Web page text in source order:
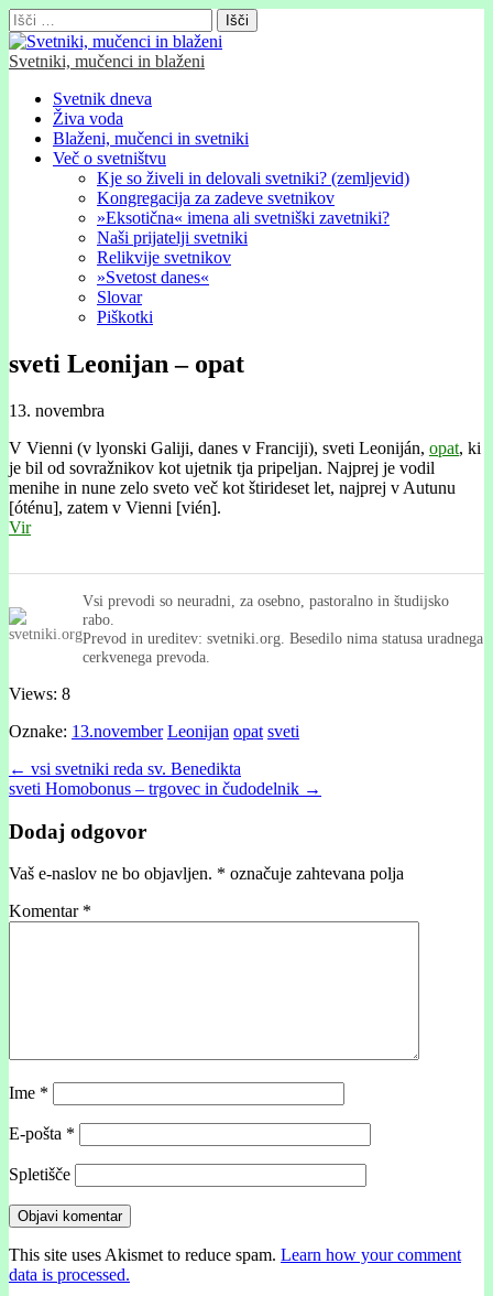
Išči:
Svetniki, mučenci in blaženi
Glavni
meni
Skip
content
Svetnik dneva
Živa voda
Blaženi, mučenci in svetniki
Več o svetništvu
Kje so živeli in delovali svetniki? (zemljevid)
Kongregacija za zadeve svetnikov
»Eksotična« imena ali svetniški zavetniki?
Naši prijatelji svetniki
Relikvije svetnikov
»Svetost danes«
Slovar
Piškotki
sveti Leonijan – opat
13. novembra
V Vienni (v lyonski Galiji, danes v Franciji), sveti Leoniján, opat, ki
je bil od sovražnikov kot ujetnik tja pripeljan. Najprej je vodil
menihe in nune zelo sveto več kot štirideset let, najprej v Autunu
[óténu], zatem v Vienni [vién].
Vir
Vsi prevodi so neuradni, za osebno, pastoralno in študijsko
rabo.
Prevod in ureditev: svetniki.org. Besedilo nima statusa uradnega
cerkvenega prevoda.
Views: 8
Oznake: 13.november Leonijan opat sveti
Post
navigation
← vsi svetniki reda sv. Benedikta
sveti Homobonus – trgovec in čudodelnik →
Dodaj odgovor
Vaš e-naslov ne bo objavljen. * označuje zahtevana polja
Komentar *
Ime *
E-pošta *
Spletišče
This site uses Akismet to reduce spam. Learn how your comment
data is processed.